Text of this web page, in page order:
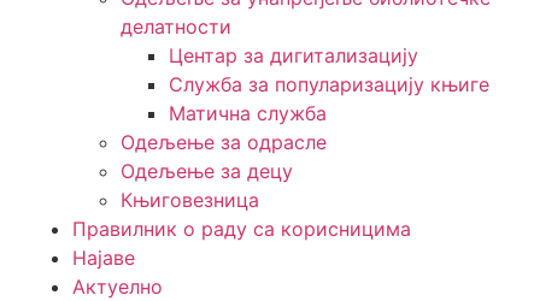
делатности
Центар за дигитализацију
Служба за популаризацију књиге
Матична служба
Одељење за одрасле
Одељење за децу
Књиговезница
Правилник о раду са корисницима
Најаве
Актуелно